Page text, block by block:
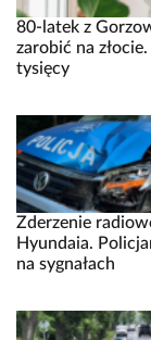
80-latek z
zarobić na
tysięcy
Zderzenie
Hyundaia.
na sygnałach